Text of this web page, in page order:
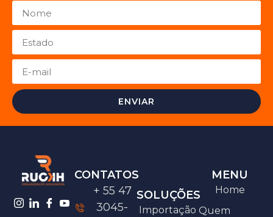
ENVIAR
CONTATOS
+ 55 47
3045-
SOLUÇÕES
Importação
MENU
Home
Quem